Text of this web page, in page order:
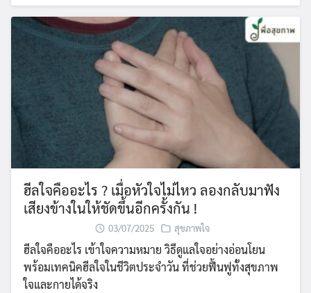
ฮีลใจคืออะไร ? เมื่อหัวใจไม่ไหว ลองกลับมาฟัง
เสียงข้างในให้ชัดขึ้นอีกครั้งกัน !
03/07/2025 สุขภาพใจ
ฮีลใจคืออะไร เข้าใจความหมาย วิธีดูแลใจอย่างอ่อนโยน
พร้อมเทคนิคฮีลใจในชีวิตประจำวัน ที่ช่วยฟื้นฟูทั้งสุขภาพ
ใจและกายได้จริง